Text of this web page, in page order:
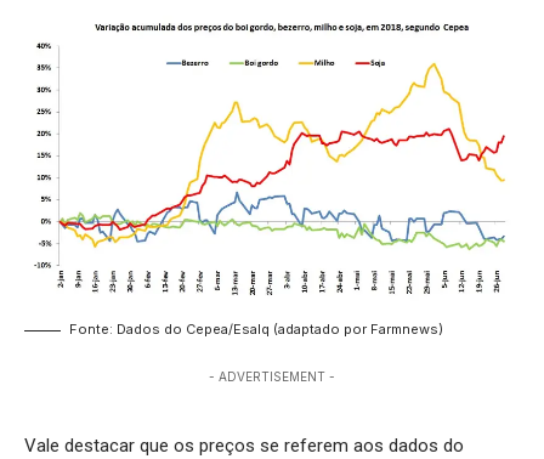
Fonte: Dados do Cepea/Esalq (adaptado por Farmnews)
- ADVERTISEMENT -
Vale destacar que os preços se referem aos dados do